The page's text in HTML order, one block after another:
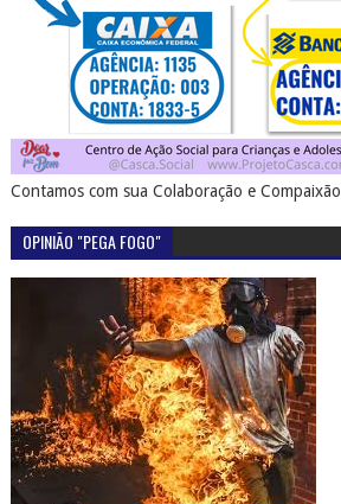
Contamos com sua Colaboração e Compaixão
OPINIÃO "PEGA FOGO"